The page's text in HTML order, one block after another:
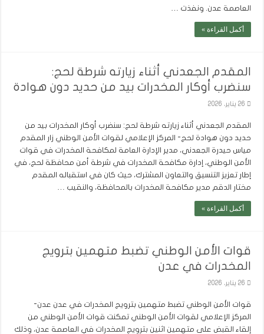
العاصمة عدن. ونفذت …
أكمل القراءة »
المقدم الجعدني أثناء زيارته شرطة لحج:
سنضرب أوكار المخدرات بيد من حديد دون هوادة
26 يناير، 2026
المقدم الجعدني أثناء زيارته شرطة لحج: سنضرب أوكار المخدرات بيد من
حديد دون هوادة لحج- المركز الإعلامي لقوات الأمن الوطني زار المقدم
مياس حيدرة الجعدني، مدير الإدارة العامة لمكافحة المخدرات في قوات
الأمن الوطني، إدارة مكافحة المخدرات في شرطة أمن محافظة لحج، في
إطار تعزيز التنسيق والتعاون المشترك، حيث كان في استقباله المقدم
مختار الدقم مدير مكافحة المخدرات بالمحافظة، والنقيب …
أكمل القراءة »
قوات الأمن الوطني تضبط متهمين بترويج
المخدرات في عدن
26 يناير، 2026
قوات الأمن الوطني تضبط متهمين بترويج المخدرات في عدن عدن-
المركز الإعلامي لقوات الأمن الوطني تمكنت قوات الأمن الوطني من
إلقاء القبض على متهمين اثنين بترويج المخدرات في العاصمة عدن، وذلك